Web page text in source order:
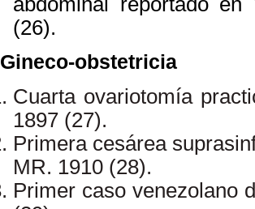
(26).
Gineco-obstetricia
Cuarta ovariotomía
1897 (27).
Primera cesárea
MR. 1910 (28).
Primer caso venezolano